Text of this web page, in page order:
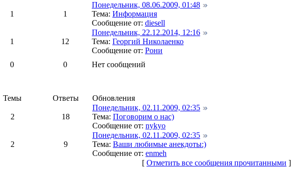
1 1
Понедельник, 08.06.2009, 01:48
Тема: Информация
Сообщение от: diesell
1 12
Понедельник, 22.12.2014, 12:16
Тема: Георгий Николаенко
Сообщение от: Рони
0 0 Нет сообщений
Темы Ответы
Обновления
2 18
Понедельник, 02.11.2009, 02:35
Тема: Поговорим о нас)
Сообщение от: nykyo
2 9
Понедельник, 02.11.2009, 02:35
Тема: Ваши любимые анекдоты:)
Сообщение от: enmeh
[ Отметить все сообщения прочитанными ]